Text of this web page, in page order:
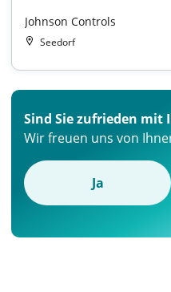
Johnson Controls
Seedorf
Sind Sie zufrieden mit
Wir freuen uns von
Ja